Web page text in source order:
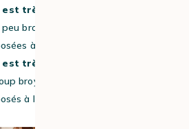
très grosse,
broyés, peu de parties de ces
à l’eau.
très fine,
broyés, plus de parties de ces
à l’eau.